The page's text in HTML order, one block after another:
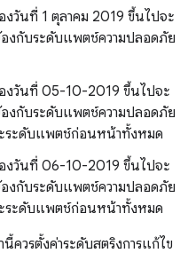
วันที่ 1 ตุลาคม 2019 ขึ้นไปจะ
งกับระดับแพตช์ความปลอดภัย
งวันที่ 05-10-2019 ขึ้นไปจะ
งกับระดับแพตช์ความปลอดภัย
ะดับแพตช์ก่อนหน้าทั้งหมด
งวันที่ 06-10-2019 ขึ้นไปจะ
งกับระดับแพตช์ความปลอดภัย
ะดับแพตช์ก่อนหน้าทั้งหมด
ควรตั้งค่าระดับสตริงการแก้ไข